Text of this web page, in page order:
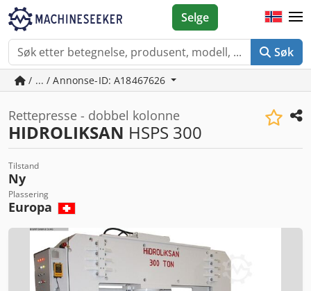
Søk
Selge
/ ... / Annonse-ID: A18467626
Rettepresse - dobbel kolonne
HIDROLIKSAN HSPS 300
Tilstand
Ny
Plassering
Europa